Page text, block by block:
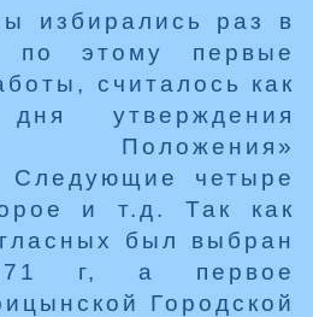
избирались раз в
по этому первые
считалось как
утверждения
Положения»
Следующие четыре
и т.д. Так как
был выбран
г, а первое
Городской